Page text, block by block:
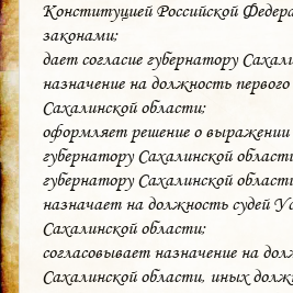
Конституцией Российской
законами;
дает согласие губернатору
назначение на должность
Сахалинской области;
оформляет решение о выражении
губернатору Сахалинской
губернатору Сахалинской
назначает на должность судей
Сахалинской области;
согласовывает назначение на
Сахалинской области, иных